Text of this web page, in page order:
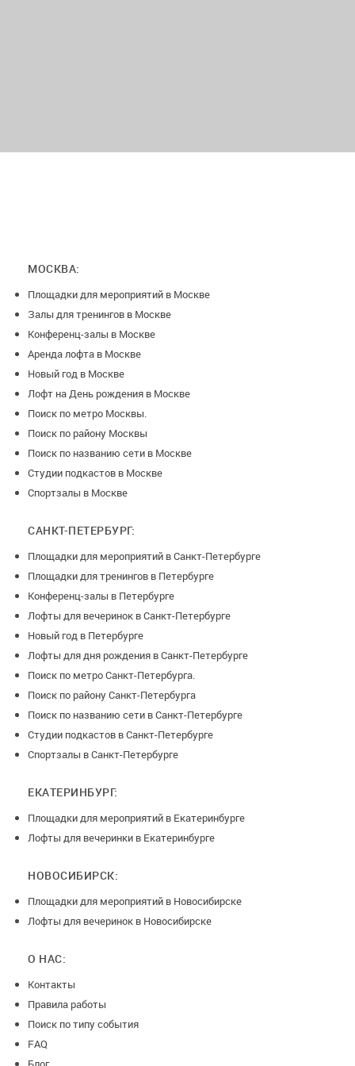
МОСКВА:
Площадки для мероприятий в Москве
Залы для тренингов в Москве
Конференц-залы в Москве
Аренда лофта в Москве
Новый год в Москве
Лофт на День рождения в Москве
Поиск по метро Москвы.
Поиск по району Москвы
Поиск по названию сети в Москве
Студии подкастов в Москве
Спортзалы в Москве
САНКТ-ПЕТЕРБУРГ:
Площадки для мероприятий в Санкт-Петербурге
Площадки для тренингов в Петербурге
Конференц-залы в Петербурге
Лофты для вечеринок в Санкт-Петербурге
Новый год в Петербурге
Лофты для дня рождения в Санкт-Петербурге
Поиск по метро Санкт-Петербурга.
Поиск по району Санкт-Петербурга
Поиск по названию сети в Санкт-Петербурге
Студии подкастов в Санкт-Петербурге
Спортзалы в Санкт-Петербурге
ЕКАТЕРИНБУРГ:
Площадки для мероприятий в Екатеринбурге
Лофты для вечеринки в Екатеринбурге
НОВОСИБИРСК:
Площадки для мероприятий в Новосибирске
Лофты для вечеринок в Новосибирске
О НАС:
Контакты
Правила работы
Поиск по типу события
FAQ